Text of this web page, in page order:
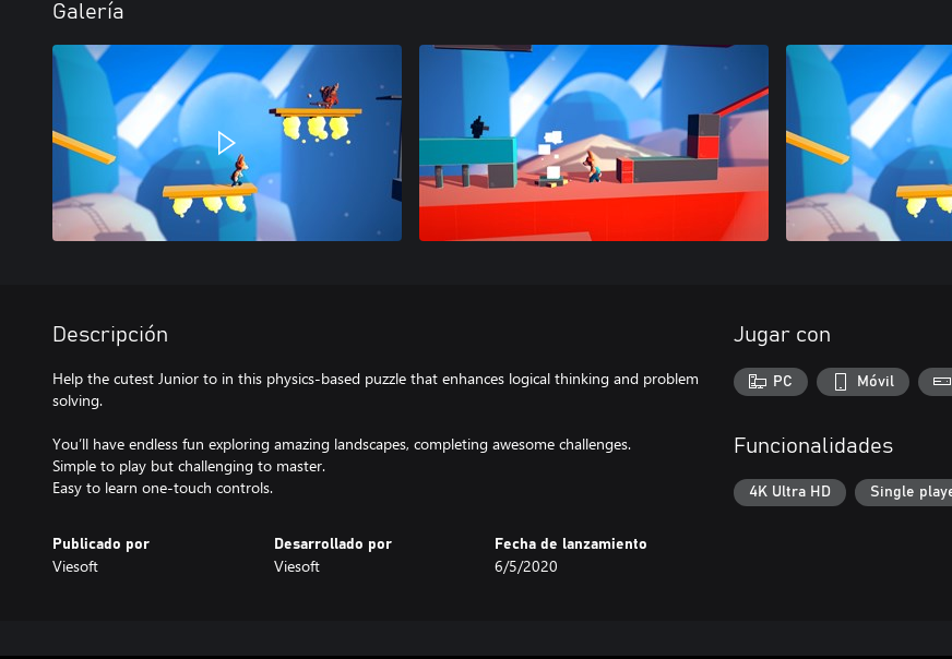
Galería
Descripción
Help the cutest Junior to in this physics-based puzzle that enhances logical thinking and problem
solving.
You’ll have endless fun exploring amazing landscapes, completing awesome challenges.
Simple to play but challenging to master.
Easy to learn one-touch controls.
Publicado por
Viesoft
Desarrollado por
Viesoft
Fecha de lanzamiento
6/5/2020
Jugar con
PC Móvil
Funcionalidades
4K Ultra HD Single